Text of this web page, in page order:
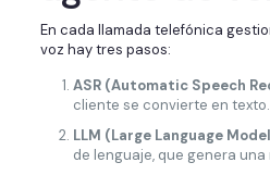
En cada llamada telefónica
voz hay tres pasos:
ASR (Automatic Speech
cliente se convierte en texto.
LLM (Large Language
de lenguaje, que genera